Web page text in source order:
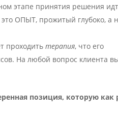
этапе принятия решения
это ОПЫТ, прожитый глубоко, а
проходитьтерапия, что его
На любой вопрос клиента
позиция, которую как